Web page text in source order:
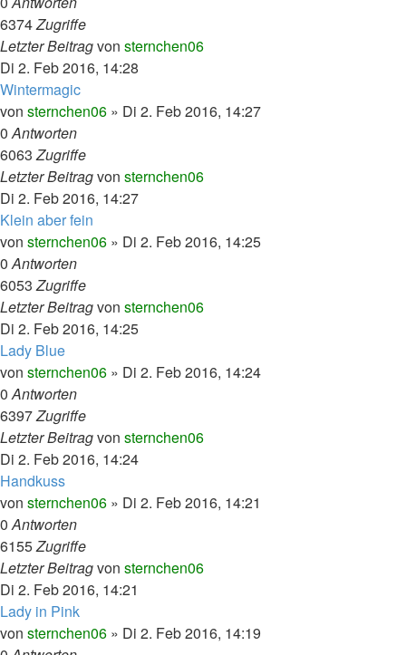
6374Zugriffe
Letzter Beitragvon sternchen06
Di 2. Feb 2016, 14:28
Wintermagic
von sternchen06 » Di 2. Feb 2016, 14:27
0Antworten
6063Zugriffe
Letzter Beitragvon sternchen06
Di 2. Feb 2016, 14:27
Klein aber fein
von sternchen06 » Di 2. Feb 2016, 14:25
0Antworten
6053Zugriffe
Letzter Beitragvon sternchen06
Di 2. Feb 2016, 14:25
Lady Blue
von sternchen06 » Di 2. Feb 2016, 14:24
0Antworten
6397Zugriffe
Letzter Beitragvon sternchen06
Di 2. Feb 2016, 14:24
Handkuss
von sternchen06 » Di 2. Feb 2016, 14:21
0Antworten
6155Zugriffe
Letzter Beitragvon sternchen06
Di 2. Feb 2016, 14:21
Lady in Pink
von sternchen06 » Di 2. Feb 2016, 14:19